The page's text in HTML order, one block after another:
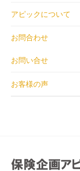
アピックについて
お問合わせ
お問い合せ
お客様の声